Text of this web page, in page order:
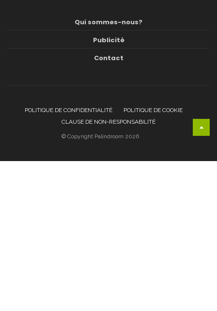
Qui sommes-nous?
Publicité
Contact
POLITIQUE DE CONFIDENTIALITÉ
POLITIQUE DE COOKIE
CLAUSE DE NON-RESPONSABILITÉ
© Copyright Palindroom 2026